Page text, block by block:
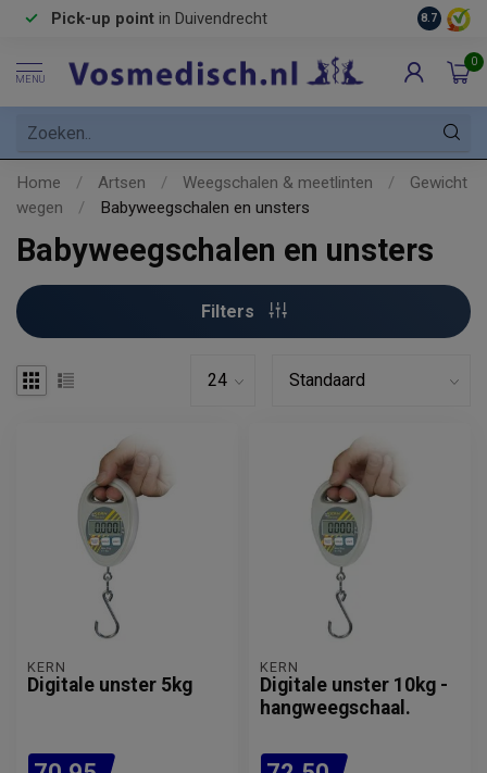
Pick-up point in Duivendrecht 8.7
MENU
0
Home / Artsen / Weegschalen & meetlinten /
Gewicht
wegen
/ Babyweegschalen en unsters
Babyweegschalen en unsters
Filters
KERN
Digitale unster 5kg
KERN
Digitale unster 10kg -
hangweegschaal.